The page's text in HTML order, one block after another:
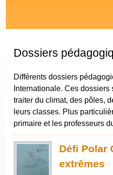
Dossiers
Différents dossiers
Internationale. Ces
traiter du climat, des pôles,
leurs classes. Plus
primaire et les professeurs
Défi Polar
extrêmes